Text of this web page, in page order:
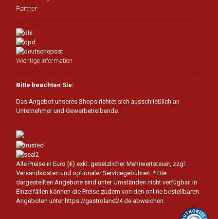
Partner
Wichtige Information
Bitte beachten Sie:
Das Angebot unseres Shops richtet sich ausschließlich an
Unternehmer und Gewerbetreibende.
Alle Preise in Euro (€) exkl. gesetzlicher Mehrwertsteuer, zzgl.
Versandkosten und optionaler Servicegebühren. * Die
dargestellten Angebote sind unter Umständen nicht verfügbar. In
Einzelfällen können die Preise zudem von den online bestellbaren
Angeboten unter https://gastroland24.de abweichen.